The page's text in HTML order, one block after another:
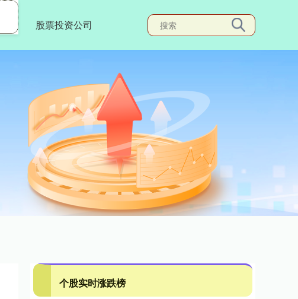
股票投资公司
个股实时涨跌榜